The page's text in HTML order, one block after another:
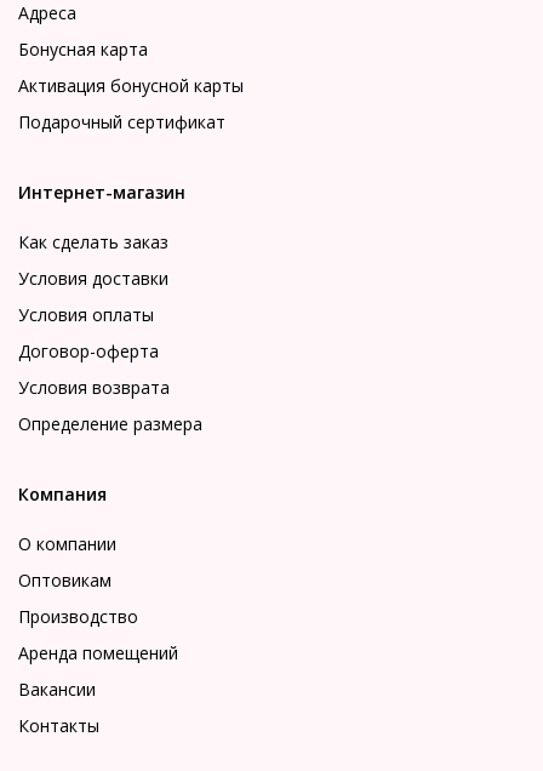
Адреса
Бонусная карта
Активация бонусной карты
Подарочный сертификат
Интернет-магазин
Как сделать заказ
Условия доставки
Условия оплаты
Договор-оферта
Условия возврата
Определение размера
Компания
О компании
Оптовикам
Производство
Аренда помещений
Вакансии
Контакты